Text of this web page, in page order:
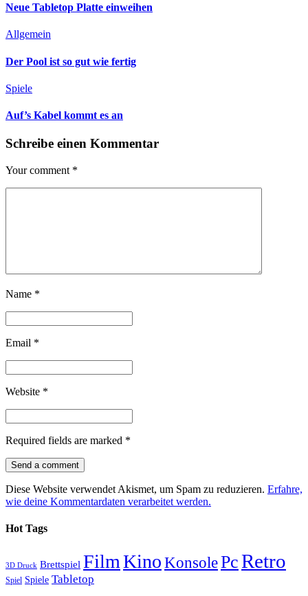
Neue Tabletop Platte einweihen
Allgemein
Der Pool ist so gut wie fertig
Spiele
Auf’s Kabel kommt es an
Schreibe einen Kommentar
Your comment *
Name *
Email *
Website *
Required fields are marked *
Diese Website verwendet Akismet, um Spam zu reduzieren. Erfahre,
wie deine Kommentardaten verarbeitet werden.
Hot Tags
3D Druck Brettspiel FilmKinoKonsolePcRetro
Spiel Spiele Tabletop